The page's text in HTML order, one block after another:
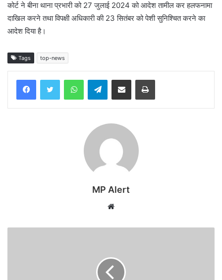
कोर्ट ने बीना थाना प्रभारी को 27 जुलाई 2024 को आदेश तामील कर हलफनामा
दाखिल करने तथा विपक्षी अधिकारी की 23 सितंबर को पेशी सुनिश्चित करने का
आदेश दिया है।
Tags top-news
WhatsAppTelegramShare via Email Print
MP Alert
Website